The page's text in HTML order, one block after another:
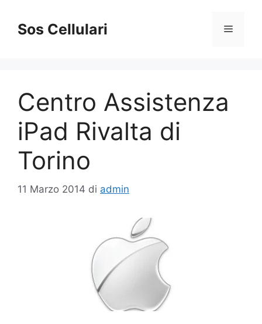
contenuto
Sos Cellulari Menu
Centro Assistenza
iPad Rivalta di
Torino
11 Marzo 2014 di admin